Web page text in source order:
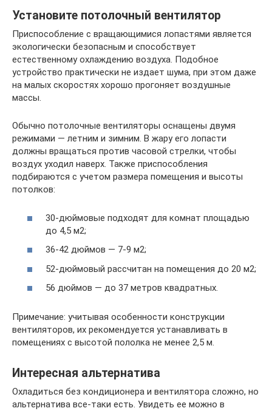
Установите потолочный вентилятор
Приспособление с вращающимися лопастями является
экологически безопасным и способствует
естественному охлаждению воздуха. Подобное
устройство практически не издает шума, при этом даже
на малых скоростях хорошо прогоняет воздушные
массы.
Обычно потолочные вентиляторы оснащены двумя
режимами — летним и зимним. В жару его лопасти
должны вращаться против часовой стрелки, чтобы
воздух уходил наверх. Также приспособления
подбираются с учетом размера помещения и высоты
потолков:
30-дюймовые подходят для комнат площадью
до 4,5 м2;
36-42 дюймов — 7-9 м2;
52-дюймовый рассчитан на помещения до 20 м2;
56 дюймов — до 37 метров квадратных.
Примечание: учитывая особенности конструкции
вентиляторов, их рекомендуется устанавливать в
помещениях с высотой пололка не менее 2,5 м.
Интересная альтернатива
Охладиться без кондиционера и вентилятора сложно, но
альтернатива все-таки есть. Увидеть ее можно в